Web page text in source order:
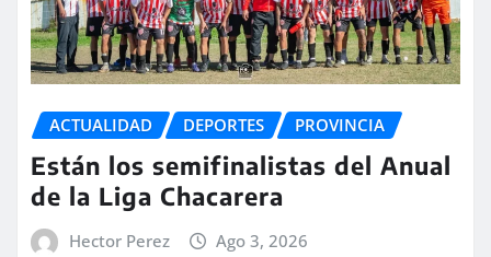
ACTUALIDAD DEPORTES PROVINCIA
Están los semifinalistas del Anual
de la Liga Chacarera
Hector Perez Ago 3, 2026